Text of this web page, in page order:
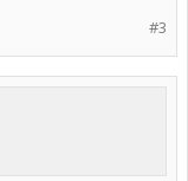
#3